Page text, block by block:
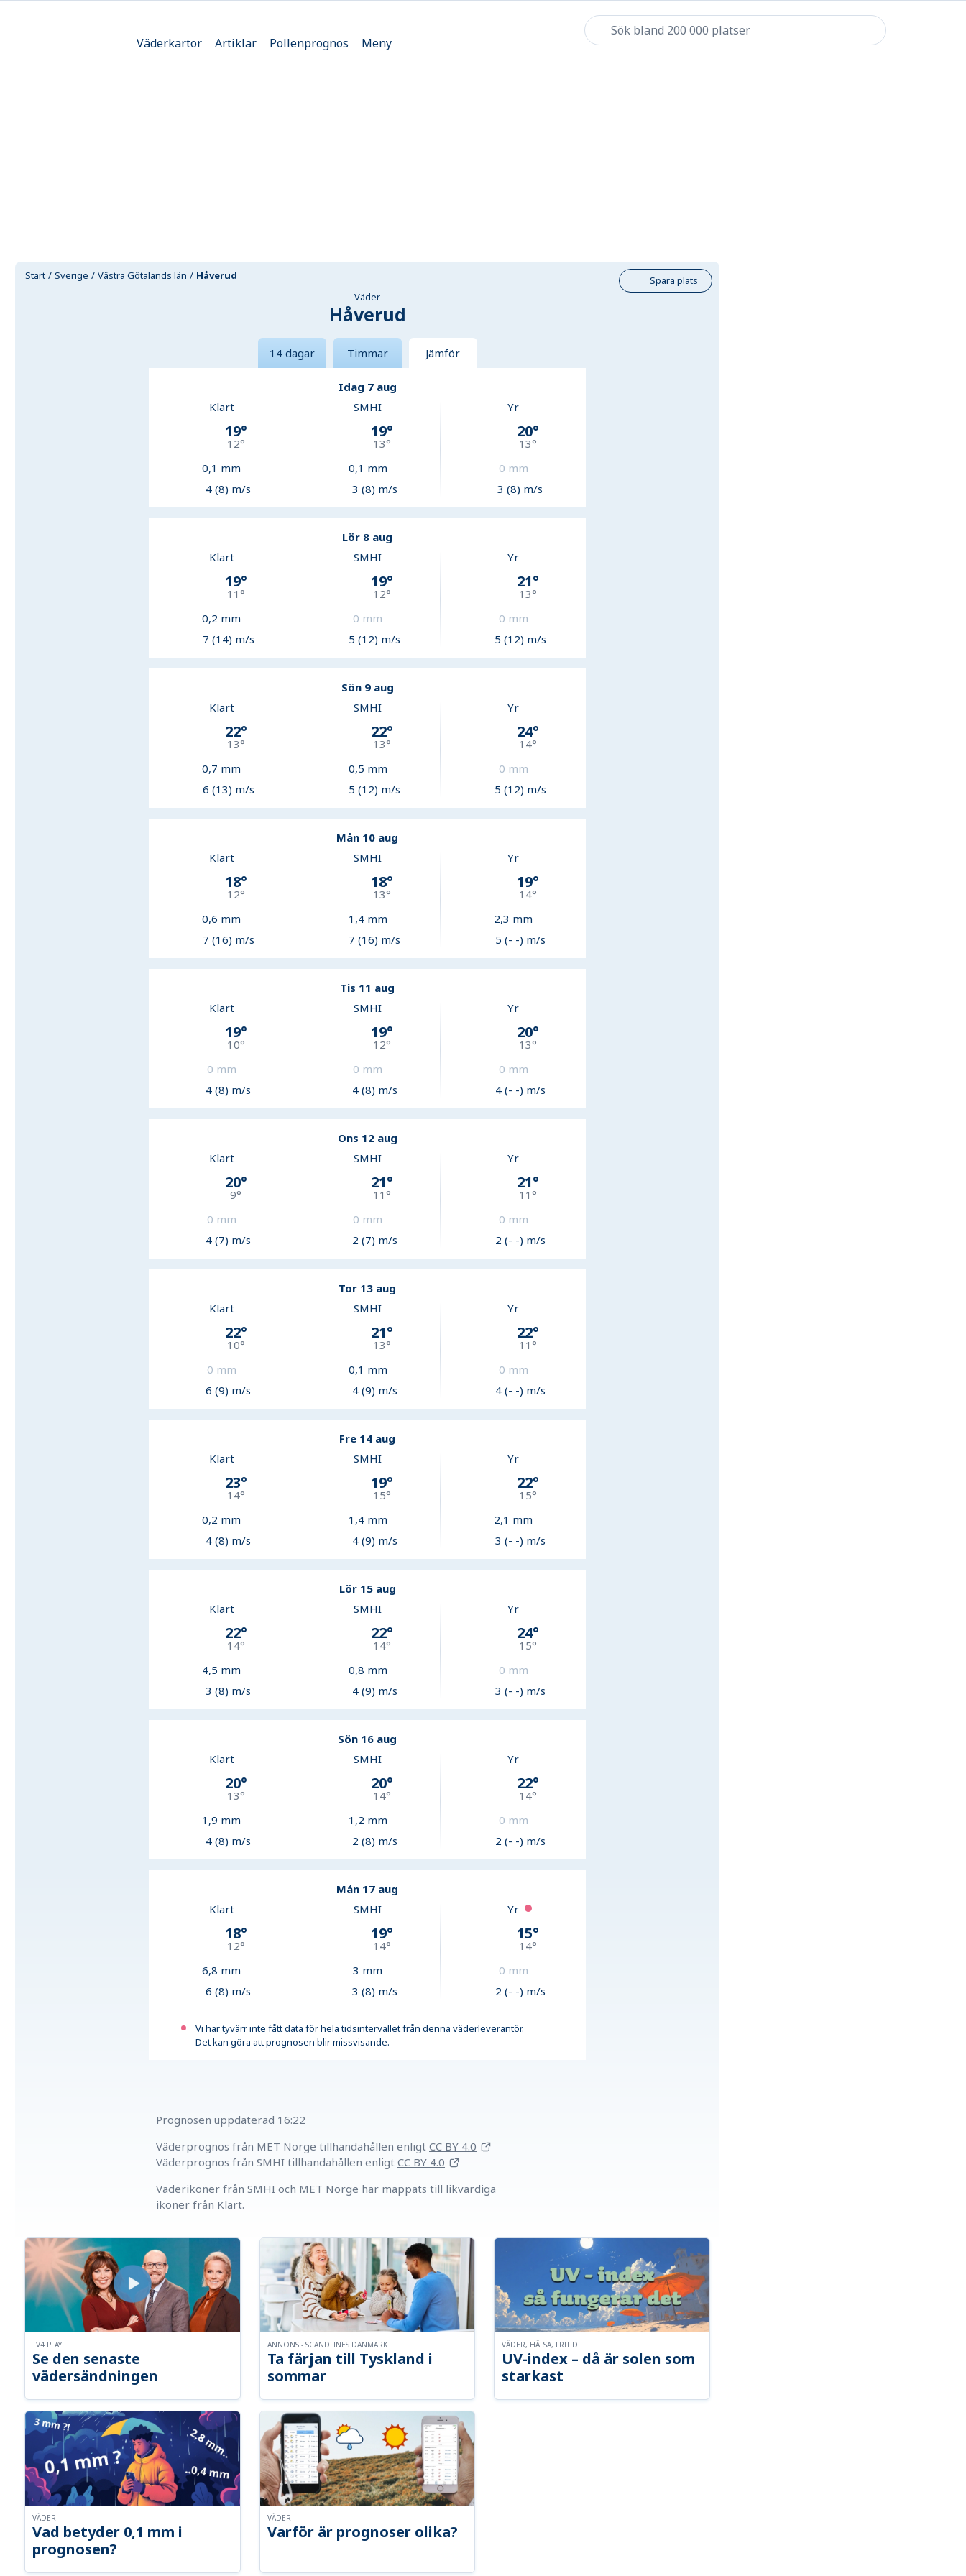
Väderkartor Artiklar Pollenprognos Meny
Start Sverige Västra Götalands län Håverud
Spara plats
Väder
Håverud
14 dagar Timmar Jämför
Idag 7 aug
Klart
19°
12°
0,1 mm
4 (8) m/s
SMHI
19°
13°
0,1 mm
3 (8) m/s
Yr
20°
13°
0 mm
3 (8) m/s
Lör 8 aug
Klart
19°
11 °
0,2 mm
7 (14) m/s
SMHI
19°
12°
0 mm
5 (12) m/s
Yr
21°
13°
0 mm
5 (12) m/s
Sön 9 aug
Klart
22°
13°
0,7 mm
6 (13) m/s
SMHI
22°
13°
0,5 mm
5 (12) m/s
Yr
24°
14°
0 mm
5 (12) m/s
Mån 10 aug
Klart
18°
12°
0,6 mm
7 (16) m/s
SMHI
18°
13°
1,4mm
7 (16) m/s
Yr
19°
14°
2,3 mm
5 (- -) m/s
Tis 11 aug
Klart
19°
10°
0 mm
4 (8) m/s
SMHI
19°
12°
0 mm
4 (8) m/s
Yr
20°
13°
0 mm
4 (- -) m/s
Ons 12 aug
Klart
20°
9°
0 mm
4 (7) m/s
SMHI
21°
11 °
0 mm
2 (7) m/s
Yr
21°
11 °
0 mm
2 (- -) m/s
Tor 13 aug
Klart
22°
10°
0 mm
6 (9) m/s
SMHI
21°
13°
0,1 mm
4 (9) m/s
Yr
22°
11 °
0 mm
4 (- -) m/s
Fre 14 aug
Klart
23°
14°
0,2 mm
4 (8) m/s
SMHI
19°
15°
1,4mm
4 (9) m/s
Yr
22°
15°
2,1 mm
3 (- -) m/s
Lör 15 aug
Klart
22°
14°
4,5 mm
3 (8) m/s
SMHI
22°
14°
0,8 mm
4 (9) m/s
Yr
24°
15°
0 mm
3 (- -) m/s
Sön 16 aug
Klart
20°
13°
1,9 mm
4 (8) m/s
SMHI
20°
14°
1,2 mm
2 (8) m/s
Yr
22°
14°
0 mm
2 (- -) m/s
Mån 17 aug
Klart
18°
12°
6,8 mm
6 (8) m/s
SMHI
19°
14°
3 mm
3 (8) m/s
Yr
15°
14°
0 mm
2 (- -) m/s
Vi har tyvärr inte fått data för hela tidsintervallet från denna väderleverantör.
Det kan göra att prognosen blir missvisande.
Prognosen uppdaterad 16:22
Väderprognos från MET Norge tillhandahållen enligt CC BY 4.0
Väderprognos från SMHI tillhandahållen enligt CC BY 4.0
Väderikoner från SMHI och MET Norge har mappats till likvärdiga
ikoner från Klart.
Se den senaste
vädersändningen
TV4 PLAY
Ta färjan till Tyskland i
sommar
ANNONS - SCANDLINES DANMARK
UV-index – då är solen som
starkast
VÄDER, HÄLSA, FRITID
Vad betyder 0,1 mm i
prognosen?
VÄDER
Varför är prognoser olika?
VÄDER